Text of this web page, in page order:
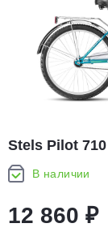
Stels Pilot 710
В наличии
12 860 ₽